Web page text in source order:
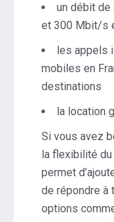
un débit
et 300 Mbit/s
les appels
mobiles en
destinations
la location
Si vous avez
la flexibilité
permet
de répondre à
options